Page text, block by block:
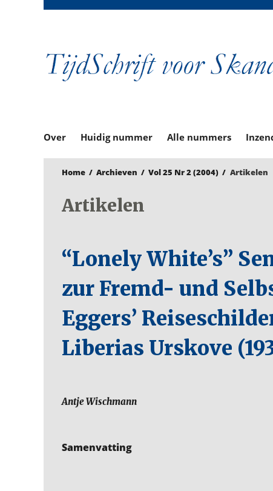
Over Huidig nummer Alle nummers
Home / Archieven / Vol 25 Nr 2 (2004) / Artikelen
Artikelen
“Lonely White’s”
zur Fremd- und
Eggers’
Liberias Urskove
Antje Wischmann
Samenvatting